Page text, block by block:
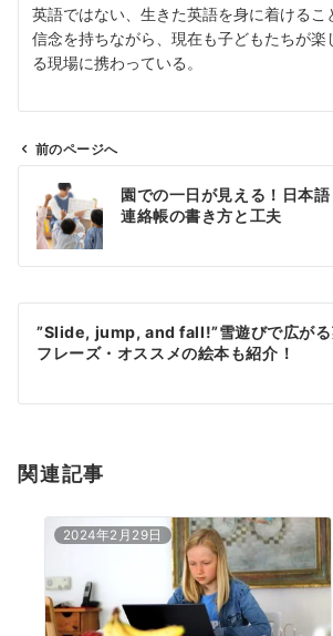
英語ではない、生きた英語を身に着けるこ
信念を持ちながら、現在も子どもたちが楽
る現場に携わっている。
ン
前のページへ
園での一日が見える！日本
連絡帳の書き方と工夫
”Slide, jump, and fall!”雪遊びで広がる
フレーズ・オススメの絵本も紹介！
関連記事
2024年2月29日